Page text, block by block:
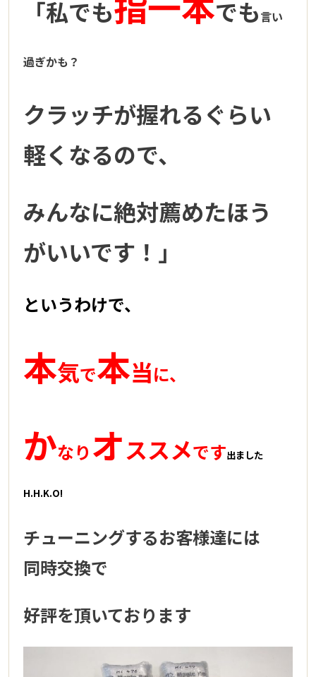
「私でも でも言い
過ぎかも？
クラッチが握れるぐらい
軽くなるので、
みんなに絶対薦めたほう
がいいです！」
というわけで、
本気で本当に、
かなり オススメです出ました
H.H.K.O!
チューニングするお客様達には
同時交換で
好評を頂いております